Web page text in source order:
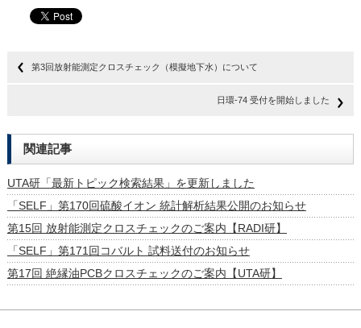
第3回放射能測定クロスチェック（模擬地下水）について
日環-74 受付を開始しました
関連記事
UTA研「最新トピック検索結果」を更新しました
「SELF」第170回硫酸イオン 統計解析結果公開のお知らせ
第15回 放射能測定クロスチェックのご案内【RADI研】
「SELF」第171回コバルト 試料送付のお知らせ
第17回 絶縁油PCBクロスチェックのご案内【UTA研】